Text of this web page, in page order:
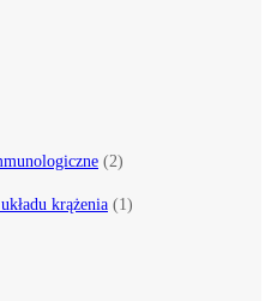
(2)
krążenia (1)